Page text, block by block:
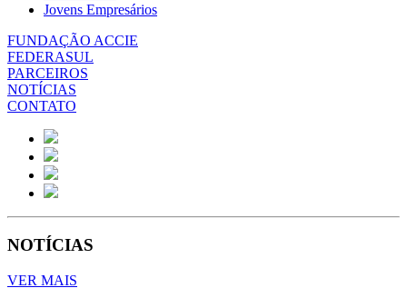
Jovens Empresários
FUNDAÇÃO ACCIE
FEDERASUL
PARCEIROS
NOTÍCIAS
CONTATO
NOTÍCIAS
VER MAIS